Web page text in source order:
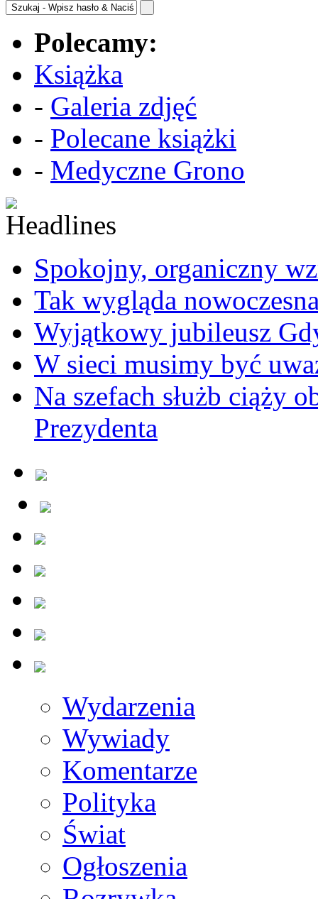
Polecamy:
Książka
- Galeria zdjęć
- Polecane książki
- Medyczne Grono
Spokojny, organiczny
Tak wygląda
Wyjątkowy jubileusz
W sieci musimy być
Na szefach służb ciąży
Prezydenta
Wydarzenia
Wywiady
Komentarze
Polityka
Świat
Ogłoszenia